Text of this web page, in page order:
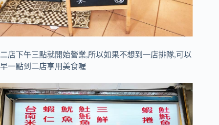
二店下午三點就開始營業,所以如果不想到一店排隊,可以
早一點到二店享用美食喔